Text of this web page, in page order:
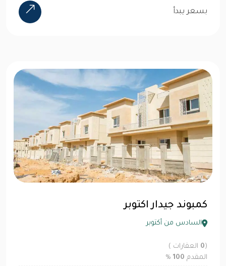
بسعر يبدأ
كمبوند جيدار اكتوبر
السادس من أكتوبر
(
0 العقارات )
المقدم 100
%